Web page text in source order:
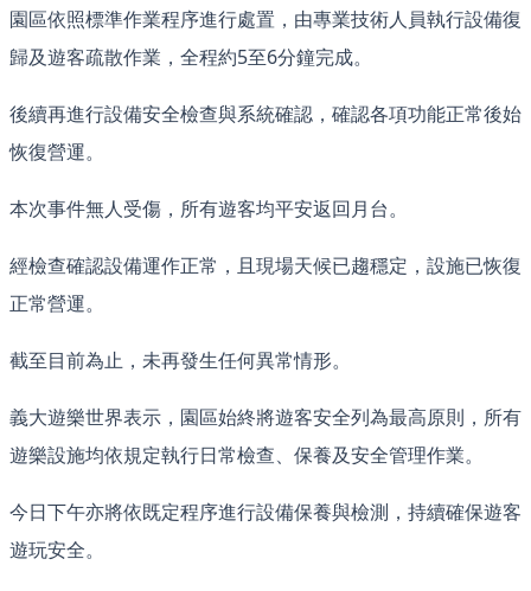
園區依照標準作業程序進行處置，由專業技術人員執行設備復
歸及遊客疏散作業，全程約5至6分鐘完成。
後續再進行設備安全檢查與系統確認，確認各項功能正常後始
恢復營運。
本次事件無人受傷，所有遊客均平安返回月台。
經檢查確認設備運作正常，且現場天候已趨穩定，設施已恢復
正常營運。
截至目前為止，未再發生任何異常情形。
義大遊樂世界表示，園區始終將遊客安全列為最高原則，所有
遊樂設施均依規定執行日常檢查、保養及安全管理作業。
今日下午亦將依既定程序進行設備保養與檢測，持續確保遊客
遊玩安全。